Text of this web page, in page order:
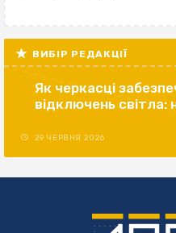
ВИБІР РЕДАКЦІЇ
Як черкасці
відключень світла:
29 ЧЕРВНЯ 2026